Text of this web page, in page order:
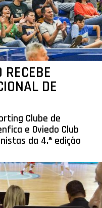
DE
Clube de
e Oviedo Club
da 4.ª edição